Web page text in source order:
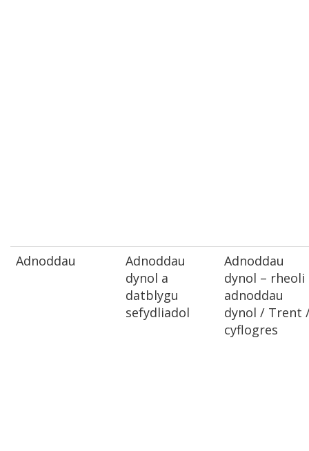
Adnoddau
Adnoddau
dynol a
datblygu
sefydliadol
Adnoddau
dynol – rheoli
adnoddau
dynol / Trent
cyflogres